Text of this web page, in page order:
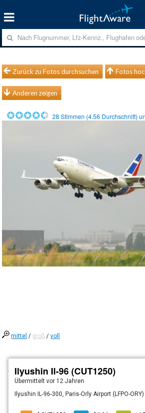
Zurück zu Fotos durchsuchen Fotos
Anderen zeigen
28 Stimmen (4.56 Durchschnitt)
mittel / groß /voll
Ilyushin Il-96 (CUT1250)
Übermitteltvor 12 Jahren
Ilyushin IL-96-300, Paris-Orly Airport (LFPO-ORY)